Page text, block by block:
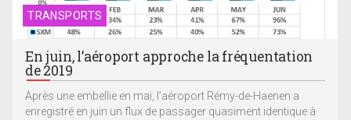
TRANSPORTS
En juin, l’aéroport approche la fréquentation
de 2019
Après une embellie en mai, l’aéroport Rémy-de-Haenen a
enregistré en juin un flux de passager quasiment identique à